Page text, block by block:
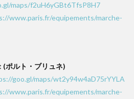
maps/f2uH6yGBt6TfsP8H7
www.paris.fr/equipements/marche-
ポルト・ブリュネ)
goo.gl/maps/wt2y94w4aD75rYYLA
www.paris.fr/equipements/marche-